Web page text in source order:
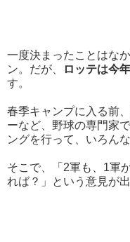
一度決まったことはな
ン。だが、
ロッテは今
す。
春季キャンプに入る前
ーなど、野球の専門家
ングを行って、いろん
そこで、「2軍も、1軍
れば？」という意見が出